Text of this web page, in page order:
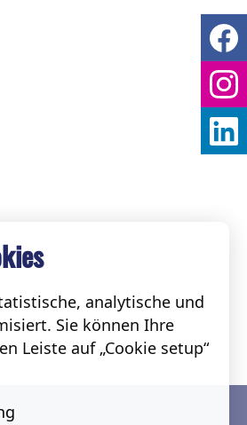
analytische und
Sie können Ihre
Leiste auf „Cookie setup“